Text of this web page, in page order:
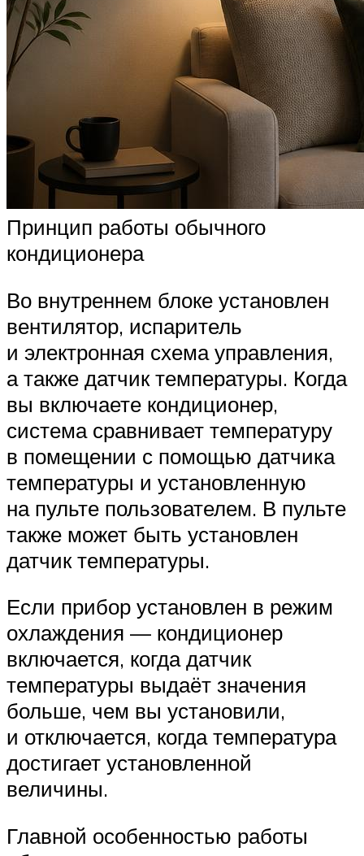
Принцип работы обычного
кондиционера
Во внутреннем блоке установлен
вентилятор, испаритель
и электронная схема управления,
а также датчик температуры. Когда
вы включаете кондиционер,
система сравнивает температуру
в помещении с помощью датчика
температуры и установленную
на пульте пользователем. В пульте
также может быть установлен
датчик температуры.
Если прибор установлен в режим
охлаждения — кондиционер
включается, когда датчик
температуры выдаёт значения
больше, чем вы установили,
и отключается, когда температура
достигает установленной
величины.
Главной особенностью работы